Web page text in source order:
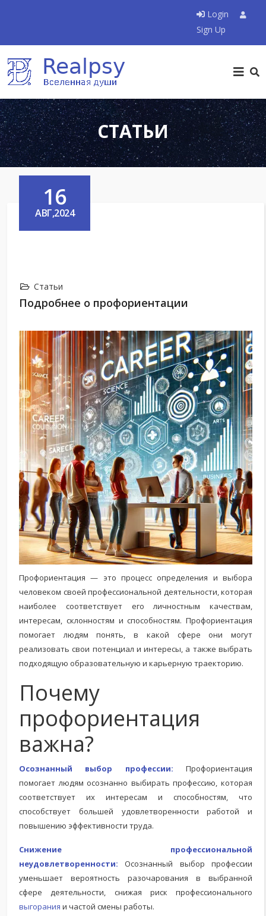
Login
Sign Up
СТАТЬИ
16
АВГ,2024
Статьи
Подробнее о профориентации
Профориентация — это процесс определения и выбора
человеком своей профессиональной деятельности, которая
наиболее соответствует его личностным качествам,
интересам, склонностям и способностям. Профориентация
помогает людям понять, в какой сфере они могут
реализовать свои потенциал и интересы, а также выбрать
подходящую образовательную и карьерную траекторию.
Почему
профориентация
важна?
Осознанный выбор профессии:
Профориентация
помогает людям осознанно выбирать профессию, которая
соответствует их интересам и способностям, что
способствует большей удовлетворенности работой и
повышению эффективности труда.
Снижение профессиональной
неудовлетворенности:
Осознанный выбор профессии
уменьшает вероятность разочарования в выбранной
сфере деятельности, снижая риск профессионального
выгорания и частой смены работы.